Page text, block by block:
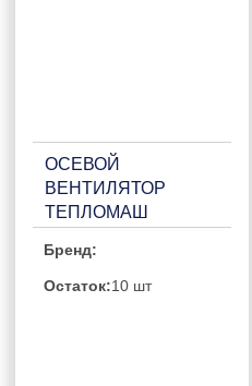
ОСЕВОЙ
ВЕНТИЛЯТОР
ТЕПЛОМАШ
Бренд:
Остаток:10 шт